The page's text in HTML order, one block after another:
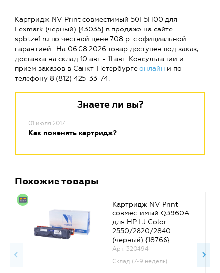
Картридж NV Print совместимый 50F5H00 для
Lexmark (черный) {43035} в продаже на сайте
spb.tze1.ru по честной цене 708 р. с официальной
гарантией . На 06.08.2026 товар доступен под заказ,
доставка на склад 10 авг - 11 авг. Консультации и
прием заказов в Санкт-Петербурге онлайн и по
телефону 8 (812) 425-33-74.
Знаете ли вы?
01 июля 2017
Как поменять картридж?
Похожие товары
Картридж NV Print
совместимый Q3960A
для HP LJ Color
2550/2820/2840
(черный) {18766}
Арт. 320494
Склад (7-9 недель)